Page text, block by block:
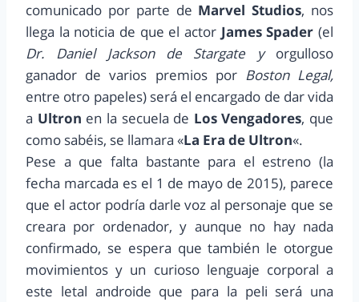
comunicado por parte de Marvel Studios, nos
llega la noticia de que el actor James Spader (el
Dr. Daniel Jackson de Stargate y orgulloso
ganador de varios premios porBoston Legal,
entre otro papeles) será el encargado de dar vida
a Ultron en la secuela de Los Vengadores, que
como sabéis, se llamara «La Era de Ultron«.
Pese a que falta bastante para el estreno (la
fecha marcada es el 1 de mayo de 2015), parece
que el actor podría darle voz al personaje que se
creara por ordenador, y aunque no hay nada
confirmado, se espera que también le otorgue
movimientos y un curioso lenguaje corporal a
este letal androide que para la peli será una